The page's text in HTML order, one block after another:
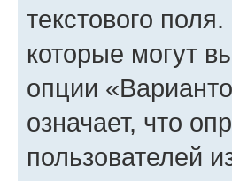
текстового
которые могут
опции
означает, что
пользователей